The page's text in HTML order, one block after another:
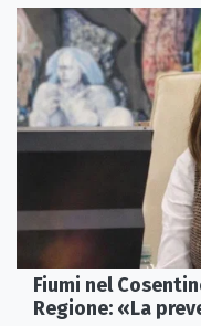
Fiumi nel
Regione: «La